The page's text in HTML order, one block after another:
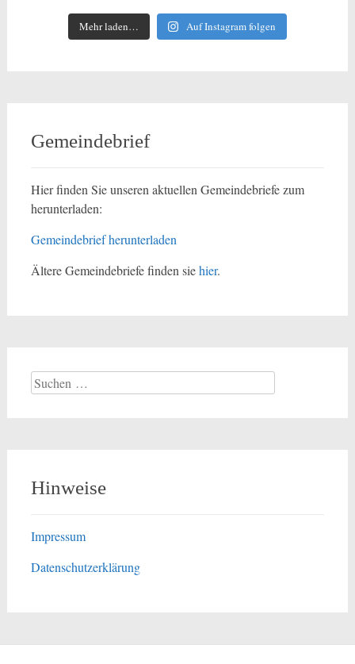
Mehr laden… Auf Instagram folgen
Gemeindebrief
Hier finden Sie unseren aktuellen Gemeindebriefe zum
herunterladen:
Gemeindebrief herunterladen
Ältere Gemeindebriefe finden siehier.
Suchen
nach:
Hinweise
Impressum
Datenschutzerklärung